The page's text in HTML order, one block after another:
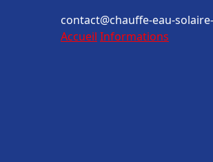
contact@chauffe-eau-
Accueil Informations